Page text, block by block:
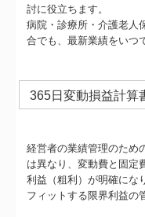
討に役立ちます。
病院・診療所・介護老人
合でも、最新業績をいつ
365日変動損益計算
経営者の業績管理のため
は異なり、変動費と固定
利益（粗利）が明確にな
フィットする限界利益の